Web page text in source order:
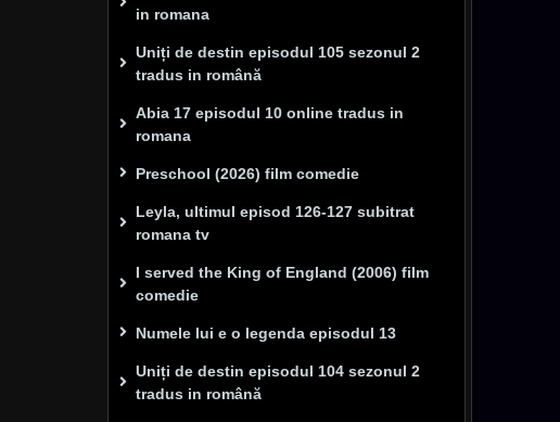
in romana
Uniți de destin episodul 105 sezonul 2
tradus in română
Abia 17 episodul 10 online tradus in
romana
Preschool (2026) film comedie
Leyla, ultimul episod 126-127 subitrat
romana tv
I served the King of England (2006) film
comedie
Numele lui e o legenda episodul 13
Uniți de destin episodul 104 sezonul 2
tradus in română